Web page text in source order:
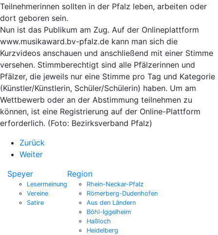
Teilnehmerinnen sollten in der Pfalz leben, arbeiten oder
dort geboren sein.
Nun ist das Publikum am Zug. Auf der Onlineplattform
www.musikaward.bv-pfalz.de kann man sich die
Kurzvideos anschauen und anschließend mit einer Stimme
versehen. Stimmberechtigt sind alle Pfälzerinnen und
Pfälzer, die jeweils nur eine Stimme pro Tag und Kategorie
(Künstler/Künstlerin, Schüler/Schülerin) haben. Um am
Wettbewerb oder an der Abstimmung teilnehmen zu
können, ist eine Registrierung auf der Online-Plattform
erforderlich. (Foto: Bezirksverband Pfalz)
Zurück
Weiter
Speyer
Lesermeinung
Vereine
Satire
Region
Rhein-Neckar-Pfalz
Römerberg-Dudenhofen
Aus den Ländern
Böhl-Iggelheim
Haßloch
Heidelberg